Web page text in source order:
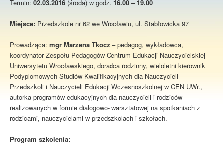
Termin: 02.03.2016 (środa) w godz. 16.00 – 19.00
Miejsce: Przedszkole nr 62 we Wrocławiu, ul. Stabłowicka 97
Prowadząca: mgr Marzena Tkocz – pedagog, wykładowca,
koordynator Zespołu Pedagogów Centrum Edukacji Nauczycielskiej
Uniwersytetu Wrocławskiego, doradca rodzinny, wieloletni kierownik
Podyplomowych Studiów Kwalifikacyjnych dla Nauczycieli
Przedszkoli i Nauczycieli Edukacji Wczesnoszkolnej w CEN UWr.,
autorka programów edukacyjnych dla nauczycieli i rodziców
realizowanych w formie dialogowo- warsztatowej na spotkaniach z
rodzicami, nauczycielami w przedszkolach i szkołach.
Program szkolenia: